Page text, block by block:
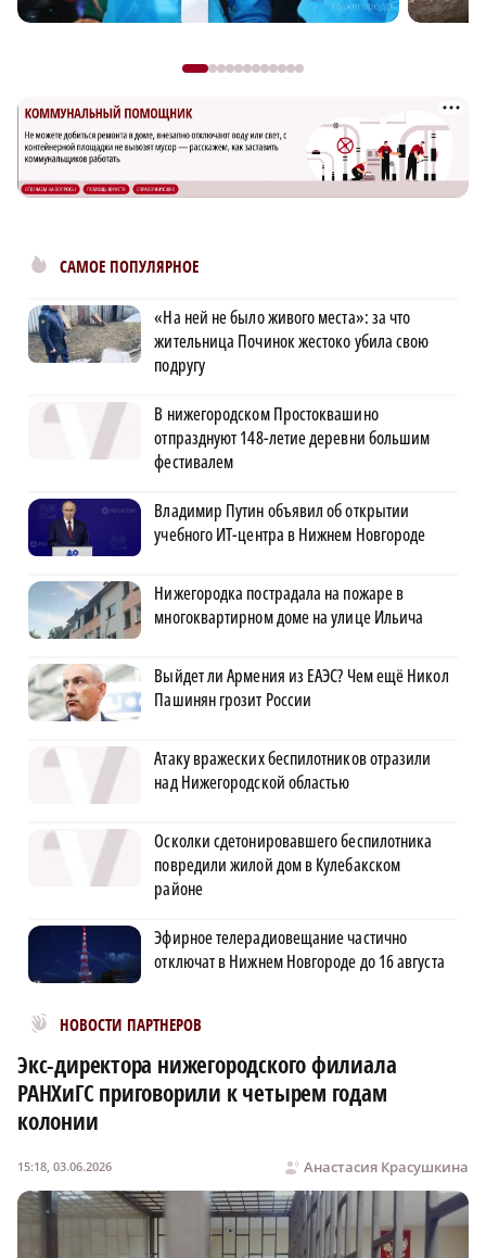
САМОЕ ПОПУЛЯРНОЕ
«На ней не было живого места»: за что
жительница Починок жестоко убила свою
подругу
В нижегородском Простоквашино
отпразднуют 148-летие деревни большим
фестивалем
Владимир Путин объявил об открытии
учебного ИТ-центра в Нижнем Новгороде
Нижегородка пострадала на пожаре в
многоквартирном доме на улице Ильича
Выйдет ли Армения из ЕАЭС? Чем ещё Никол
Пашинян грозит России
Атаку вражеских беспилотников отразили
над Нижегородской областью
Осколки сдетонировавшего беспилотника
повредили жилой дом в Кулебакском
районе
Эфирное телерадиовещание частично
отключат в Нижнем Новгороде до 16 августа
НОВОСТИ ПАРТНЕРОВ
Новости МирТесен
Экс-директора нижегородского филиала
РАНХиГС приговорили к четырем годам
колонии
Анастасия Красушкина
15:18, 03.06.2026